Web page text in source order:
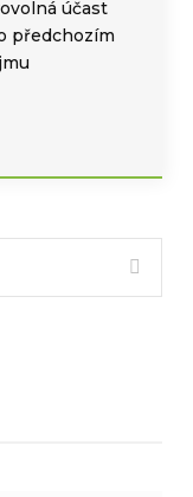
účast
předchozím